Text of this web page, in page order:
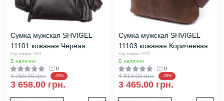
Сумка мужская SHVIGEL
11101 кожаная Черная
Код товара: 11101
В наличии
0
4 750.00 грн. -23%
3 658.00 грн.
Сумка мужская SHVIGEL
11103 кожаная Коричневая
Код товара: 11103
В наличии
0
4 813.00 грн. -28%
3 465.00 грн.